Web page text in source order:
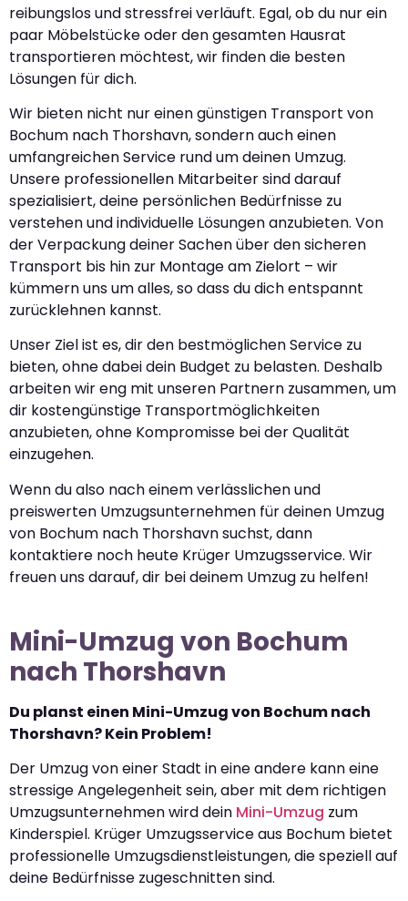
reibungslos und stressfrei verläuft. Egal, ob du nur ein
paar Möbelstücke oder den gesamten Hausrat
transportieren möchtest, wir finden die besten
Lösungen für dich.
Wir bieten nicht nur einen günstigen Transport von
Bochum nach Thorshavn, sondern auch einen
umfangreichen Service rund um deinen Umzug.
Unsere professionellen Mitarbeiter sind darauf
spezialisiert, deine persönlichen Bedürfnisse zu
verstehen und individuelle Lösungen anzubieten. Von
der Verpackung deiner Sachen über den sicheren
Transport bis hin zur Montage am Zielort – wir
kümmern uns um alles, so dass du dich entspannt
zurücklehnen kannst.
Unser Ziel ist es, dir den bestmöglichen Service zu
bieten, ohne dabei dein Budget zu belasten. Deshalb
arbeiten wir eng mit unseren Partnern zusammen, um
dir kostengünstige Transportmöglichkeiten
anzubieten, ohne Kompromisse bei der Qualität
einzugehen.
Wenn du also nach einem verlässlichen und
preiswerten Umzugsunternehmen für deinen Umzug
von Bochum nach Thorshavn suchst, dann
kontaktiere noch heute Krüger Umzugsservice. Wir
freuen uns darauf, dir bei deinem Umzug zu helfen!
Mini-Umzug von Bochum
nach Thorshavn
Du planst einen Mini-Umzug von Bochum nach
Thorshavn? Kein Problem!
Der Umzug von einer Stadt in eine andere kann eine
stressige Angelegenheit sein, aber mit dem richtigen
Umzugsunternehmen wird dein Mini-Umzug zum
Kinderspiel. Krüger Umzugsservice aus Bochum bietet
professionelle Umzugsdienstleistungen, die speziell auf
deine Bedürfnisse zugeschnitten sind.